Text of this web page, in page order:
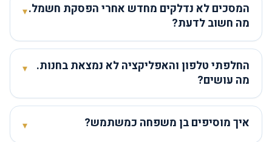
המסכים לא נדלקים מחדש אחרי הפסקת חשמל.
מה חשוב לדעת?
▾
החלפתי טלפון והאפליקציה לא נמצאת בחנות.
מה עושים?
▾
איך מוסיפים בן משפחה כמשתמש? ▾